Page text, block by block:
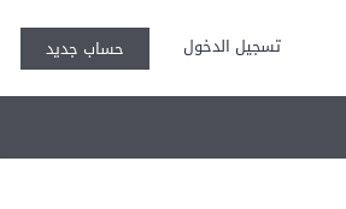
تسجيل الدخول حساب جديد